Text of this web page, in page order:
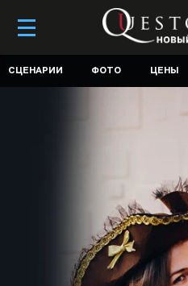
СЦЕНАРИИ ФОТО ЦЕНЫ